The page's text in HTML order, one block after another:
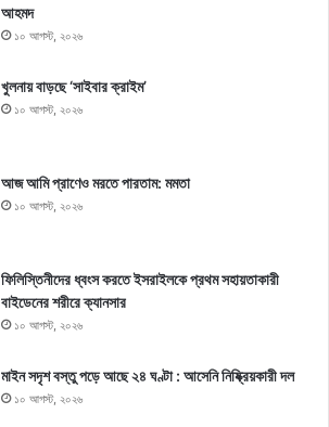
আহমদ
১০ আগস্ট, ২০২৬
খুলনায় বাড়ছে ‘সাইবার ক্রাইম’
১০ আগস্ট, ২০২৬
আজ আমি প্রাণেও মরতে পারতাম: মমতা
১০ আগস্ট, ২০২৬
ফিলিস্তিনীদের ধ্বংস করতে ইসরাইলকে প্রথম সহায়তাকারী
বাইডেনের শরীরে ক্যানসার
১০ আগস্ট, ২০২৬
মাইন সদৃশ বস্তু পড়ে আছে ২৪ ঘণ্টা : আসেনি নিষ্ক্রিয়কারী দল
১০ আগস্ট, ২০২৬